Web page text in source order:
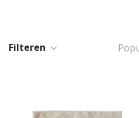
Filteren